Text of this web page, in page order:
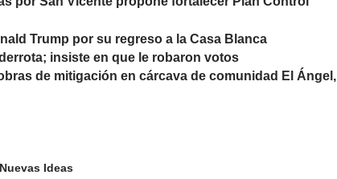
Trump por su regreso a la Casa Blanca
insiste en que le robaron votos
de mitigación en cárcava de comunidad El Ángel,
Nuevas Ideas